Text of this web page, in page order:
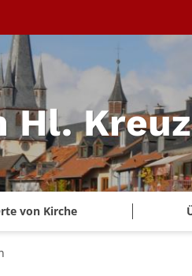
Hl. Kreuz
von Kirche